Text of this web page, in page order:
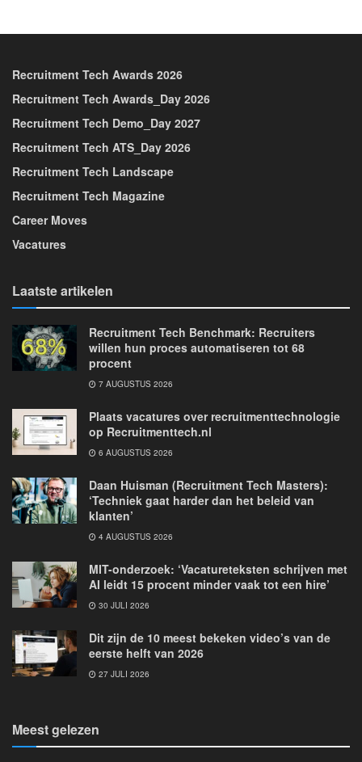
Recruitment Tech Awards 2026
Recruitment Tech Awards_Day 2026
Recruitment Tech Demo_Day 2027
Recruitment Tech ATS_Day 2026
Recruitment Tech Landscape
Recruitment Tech Magazine
Career Moves
Vacatures
Laatste artikelen
Recruitment Tech Benchmark: Recruiters
willen hun proces automatiseren tot 68
procent
7 AUGUSTUS 2026
Plaats vacatures over recruitmenttechnologie
op Recruitmenttech.nl
6 AUGUSTUS 2026
Daan Huisman (Recruitment Tech Masters):
‘Techniek gaat harder dan het beleid van
klanten’
4 AUGUSTUS 2026
MIT-onderzoek: ‘Vacatureteksten schrijven met
AI leidt 15 procent minder vaak tot een hire’
30 JULI 2026
Dit zijn de 10 meest bekeken video’s van de
eerste helft van 2026
27 JULI 2026
Meest gelezen